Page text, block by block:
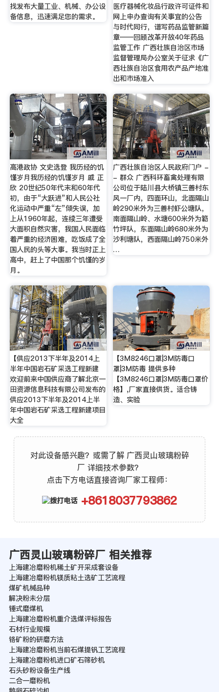
找发布大量工业、机械、办公设
备信息，迅速满足您的需求。
医疗器械化妆品行政许可证件和
网上申办查询有关事宜的公告
与时代同行，谱写药品监管新篇
章——回顾改革开放40年药品
监管工作 广西壮族自治区市场
监督管理局办公室关于征求《广
西壮族自治区食用农产品产地准
出和市场准入
高港政协 文史选登 我历经的饥
馑岁月我历经的饥馑岁月 戚 正
欣 20世纪50年代末和60年代
初，由于“大跃进”和人民公社
化运动中严重“左”倾失误，加
上从1960年起，连续三年遭受
大面积自然灾害，我国人民面临
着严重的经济困难，吃饭成了全
国人民的头等大事。我当时正上
高中，赶上了中国那个饥馑的岁
月。
广西壮族自治区人民政府门户 -
- 群众 广西科环畜禽处理有限
公司位于陆川县大桥镇三善村东
风一厂内，四面环山，北面隔山
岭290米外为三善村虾公塘队，
南面隔山岭、水塘600米外为簕
竹坪队，东面隔山岭680米外为
沙利塘队，西面隔山岭750米外
…
【供应2013下半年及2014上
半年中国岩石矿采选工程新建
欢迎前来中国供应商了解北京一
田资源信息科技有限公司发布的
供应2013下半年及2014上半
年中国岩石矿采选工程新建项目
大全
【3M8246口罩|3M防毒口
罩|3M防毒 提供多种
【3M8246口罩|3M防毒口罩价
格】,厂家直接供货。适合铸
造、实验
对此设备感兴趣？或需了解 广西灵山玻璃粉碎
厂 详细技术参数？
点击下方电话直接咨询厂家工程师：
+8618037793862
广西灵山玻璃粉碎厂 相关推荐
上海建冶磨粉机稀土矿开采成套设备
上海建冶磨粉机镁质粘土选矿工艺流程
煤矿机械品种
解决粉未分层
锤式磨煤机
上海建冶磨粉机重介选煤评标报告
石材行业规模
铬矿粉的研磨方法
上海建冶磨粉机当前石煤提钒工艺流程
上海建冶磨粉机进口矿石筛砂机
石头砂粉设备生产线
二合一磨粉机